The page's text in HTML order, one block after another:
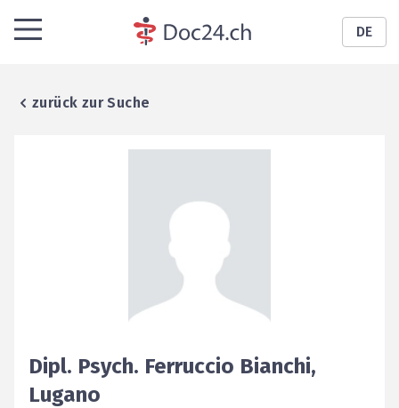
DE
zurück zur Suche
Dipl. Psych. Ferruccio Bianchi,
Lugano